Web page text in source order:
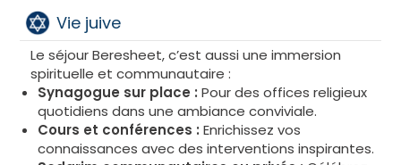
•
pour les bébés et les jeunes enfants, avec des
repas servis avant ceux des adultes pour répondre
à leurs besoins spécifiques.
Vie juive
Le séjour Beresheet, c’est aussi une immersion
spirituelle et communautaire :
Synagogue sur place : Pour des offices religieux
quotidiens dans une ambiance conviviale.
Cours et conférences : Enrichissez vos
connaissances avec des interventions inspirantes.